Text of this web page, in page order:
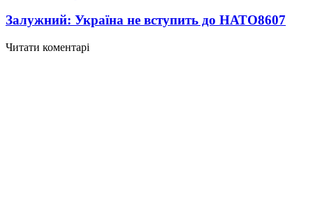
Залужний: Україна не вступить до НАТО8607
Читати коментарі